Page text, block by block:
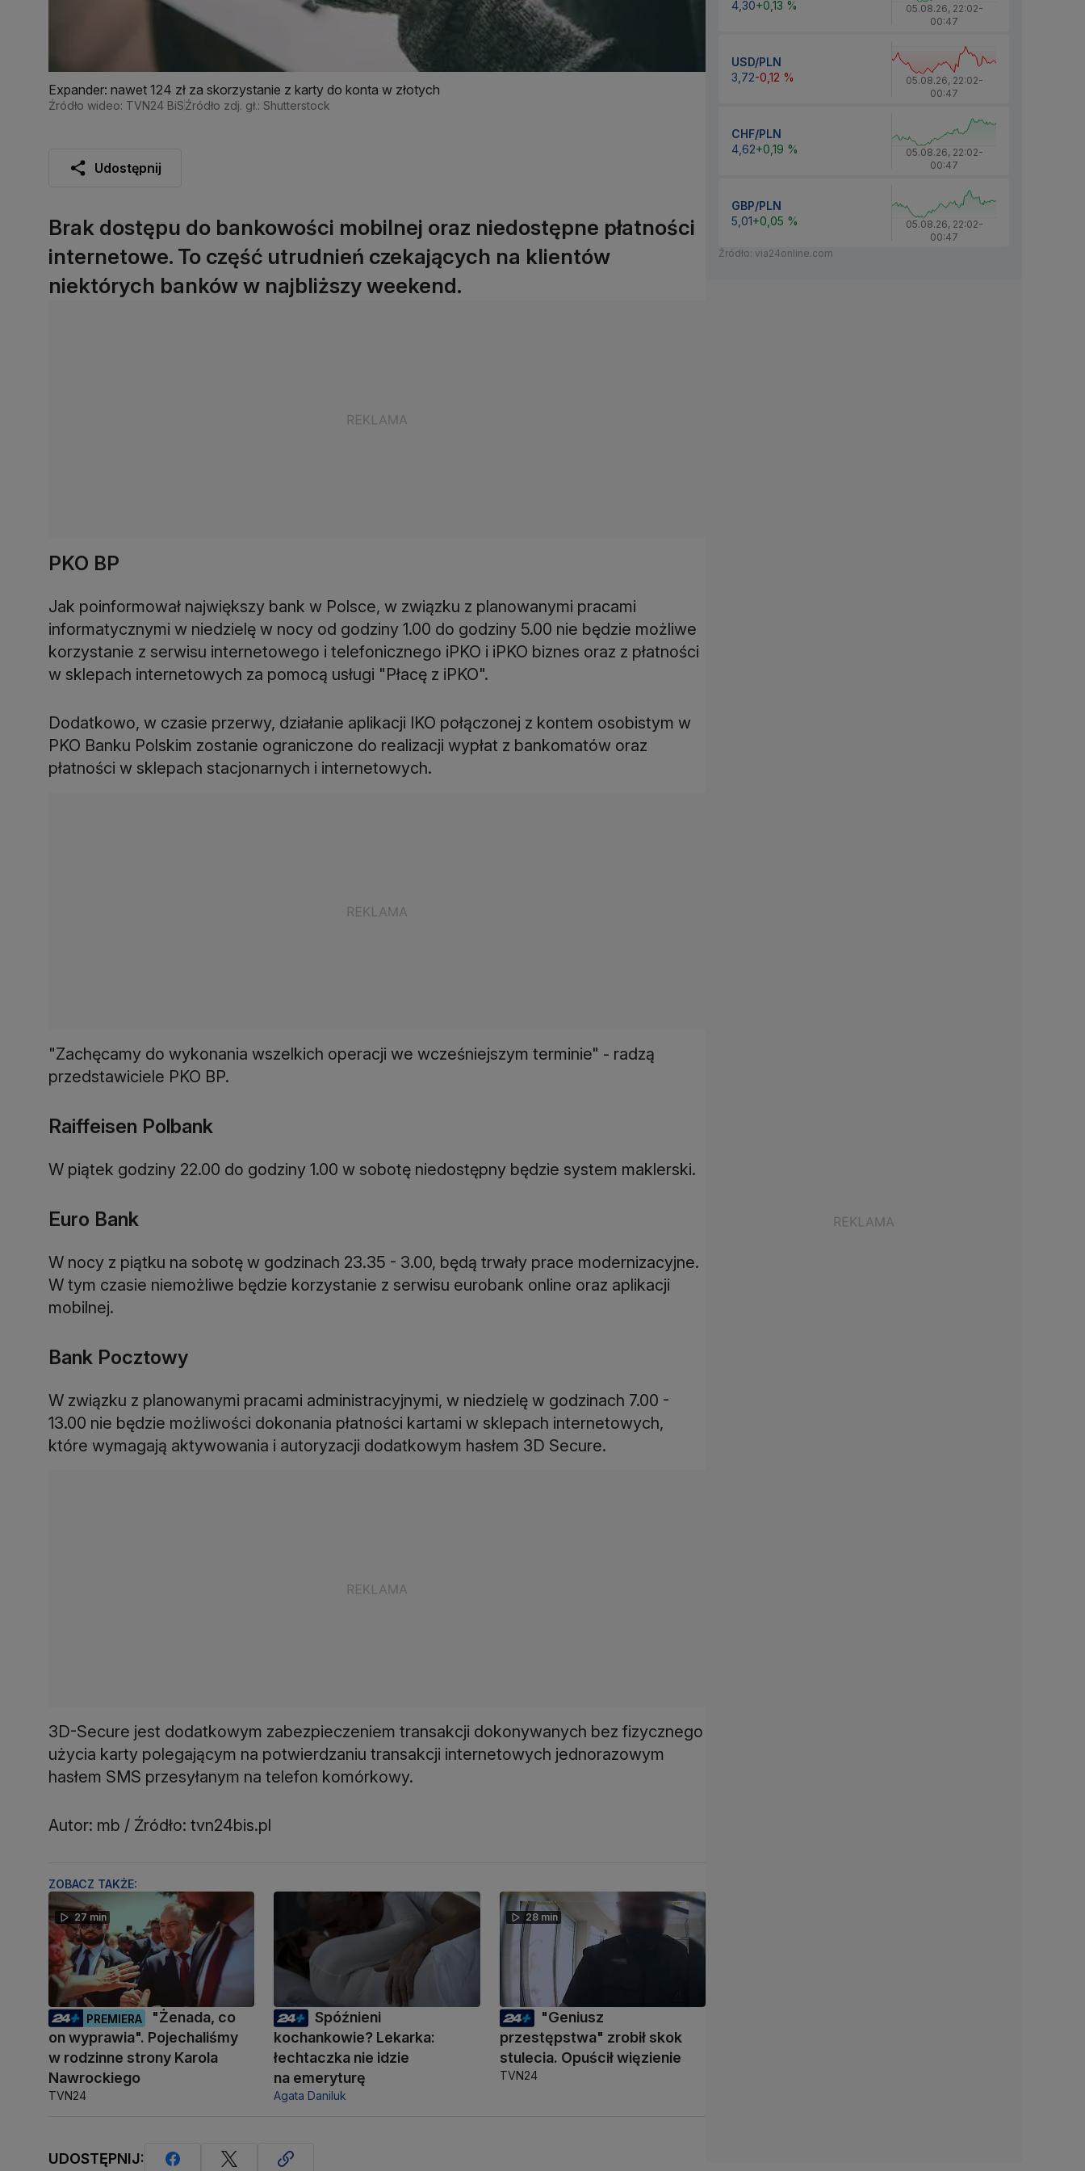
Expander: nawet 124 zł za skorzystanie z karty do konta w złotych
Źródło wideo: TVN24 BiSŹródło zdj. gł.: Shutterstock
Udostępnij
Brak dostępu do bankowości mobilnej oraz niedostępne płatności
internetowe. To część utrudnień czekających na klientów
niektórych banków w najbliższy weekend.
PKO BP
Jak poinformował największy bank w Polsce, w związku z planowanymi pracami
informatycznymi w niedzielę w nocy od godziny 1.00 do godziny 5.00 nie będzie możliwe
korzystanie z serwisu internetowego i telefonicznego iPKO i iPKO biznes oraz z płatności
w sklepach internetowych za pomocą usługi "Płacę z iPKO".
Dodatkowo, w czasie przerwy, działanie aplikacji IKO połączonej z kontem osobistym w
PKO Banku Polskim zostanie ograniczone do realizacji wypłat z bankomatów oraz
płatności w sklepach stacjonarnych i internetowych.
"Zachęcamy do wykonania wszelkich operacji we wcześniejszym terminie" - radzą
przedstawiciele PKO BP.
Raiffeisen Polbank
W piątek godziny 22.00 do godziny 1.00 w sobotę niedostępny będzie system maklerski.
Euro Bank
W nocy z piątku na sobotę w godzinach 23.35 - 3.00, będą trwały prace modernizacyjne.
W tym czasie niemożliwe będzie korzystanie z serwisu eurobank online oraz aplikacji
mobilnej.
Bank Pocztowy
W związku z planowanymi pracami administracyjnymi, w niedzielę w godzinach 7.00 -
13.00 nie będzie możliwości dokonania płatności kartami w sklepach internetowych,
które wymagają aktywowania i autoryzacji dodatkowym hasłem 3D Secure.
3D-Secure jest dodatkowym zabezpieczeniem transakcji dokonywanych bez fizycznego
użycia karty polegającym na potwierdzaniu transakcji internetowych jednorazowym
hasłem SMS przesyłanym na telefon komórkowy.
Autor: mb / Źródło: tvn24bis.pl
ZOBACZ TAKŻE:
27 min
PREMIERA
"Żenada, co
on wyprawia". Pojechaliśmy
w rodzinne strony Karola
Nawrockiego
TVN24
Spóźnieni
kochankowie? Lekarka:
łechtaczka nie idzie
na emeryturę
Agata Daniluk
28 min
"Geniusz
przestępstwa" zrobił skok
stulecia. Opuścił więzienie
TVN24
UDOSTĘPNIJ:
4,30+0,13 % 05.08.26, 22:02-
00:47
USD/PLN
3,72-0,12 % 05.08.26, 22:02-
00:47
CHF/PLN
4,62+0,19 % 05.08.26, 22:02-
00:47
GBP/PLN
5,01+0,05 % 05.08.26, 22:02-
00:47
Źródło: via24online.com